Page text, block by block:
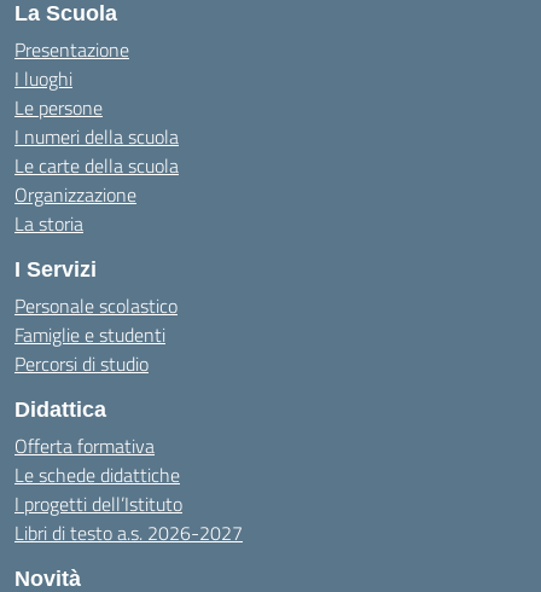
La Scuola
Presentazione
I luoghi
Le persone
I numeri della scuola
Le carte della scuola
Organizzazione
La storia
I Servizi
Personale scolastico
Famiglie e studenti
Percorsi di studio
Didattica
Offerta formativa
Le schede didattiche
I progetti dell’Istituto
Libri di testo a.s. 2026-2027
Novità